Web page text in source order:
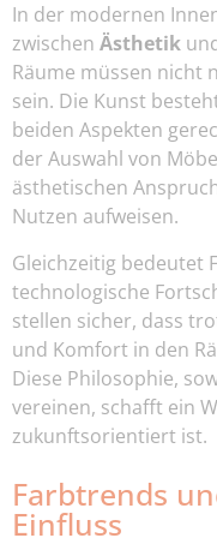
In der modernen
zwischen Ästhetik
Räume müssen nicht
sein. Die Kunst
beiden Aspekten
der Auswahl von
ästhetischen
Nutzen aufweisen.
Gleichzeitig bedeutet
technologische
stellen sicher, dass
und Komfort in den
Diese Philosophie,
vereinen, schafft ein
zukunftsorientiert ist.
Farbtrends
Einfluss